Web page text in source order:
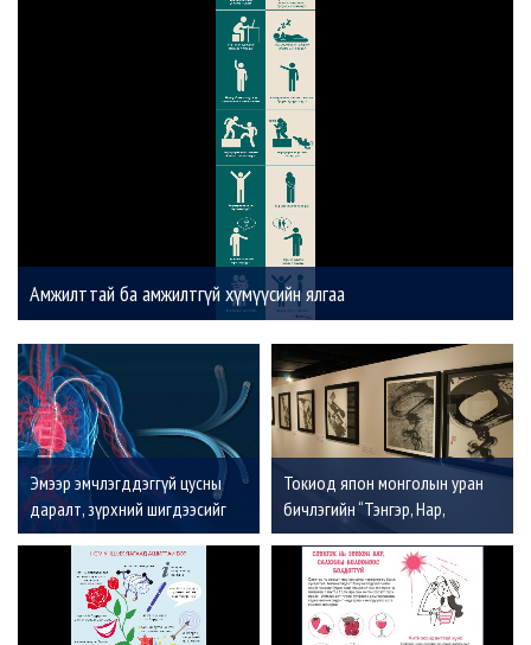
Амжилттай ба амжилтгүй хүмүүсийн ялгаа
Эмээр эмчлэгддэггүй цусны
даралт, зүрхний шигдээсийг
эмчлэх “Renal Denervation”
засал гэж юу вэ?
Токиод япон монголын уран
бичлэгийн “Тэнгэр, Нар,
Түншлэл” үзэсгэлэн нээлтээ
хийлээ